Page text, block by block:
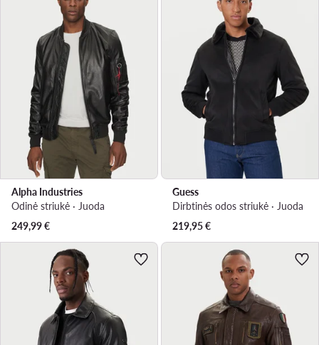
Alpha Industries
Odinė striukė · Juoda
249,99€
Guess
Dirbtinės odos striukė · Juoda
219,95€